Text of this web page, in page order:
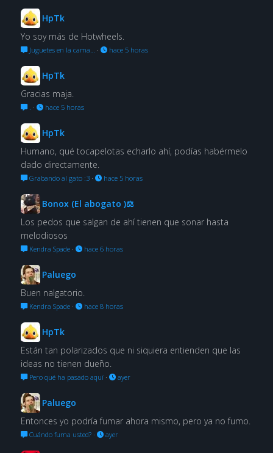
HpTk
Yo soy más de Hotwheels.
Juguetes en la cama… · hace 5 horas
HpTk
Gracias maja.
. · hace 5 horas
HpTk
Humano, qué tocapelotas echarlo ahí, podías habérmelo
dado directamente.
Grabando al gato :3· hace 5 horas
Bonox (El abogato )⚖
Los pedos que salgan de ahí tienen que sonar hasta
melodiosos
Kendra Spade· hace 6 horas
Paluego
Buen nalgatorio.
Kendra Spade· hace 8 horas
HpTk
Están tan polarizados que ni siquiera entienden que las
ideas no tienen dueño.
Pero qué ha pasado aquí· ayer
Paluego
Entonces yo podría fumar ahora mismo, pero ya no fumo.
Cuándo fuma usted?· ayer